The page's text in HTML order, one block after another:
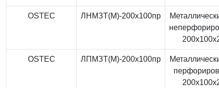
OSTEC ЛНМЗТ(М)-200x100пр
OSTEC ЛПМЗТ(М)-200x100пр